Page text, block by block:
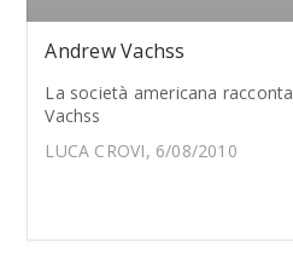
Andrew Vachss
La società americana
Vachss
LUCA CROVI, 6/08/2010